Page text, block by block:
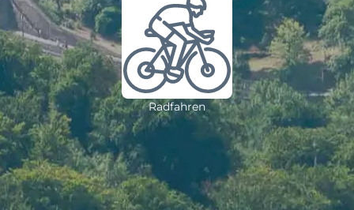
Radfahren